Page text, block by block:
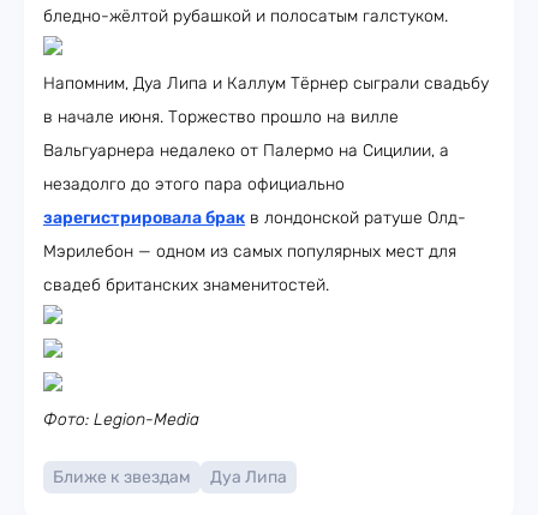
бледно-жёлтой рубашкой и полосатым галстуком.
Напомним, Дуа Липа и Каллум Тёрнер сыграли свадьбу
в начале июня. Торжество прошло на вилле
Вальгуарнера недалеко от Палермо на Сицилии, а
незадолго до этого пара официально
зарегистрировала брак в лондонской ратуше Олд-
Мэрилебон — одном из самых популярных мест для
свадеб британских знаменитостей.
Фото: Legion-Media
Ближе к звездам Дуа Липа